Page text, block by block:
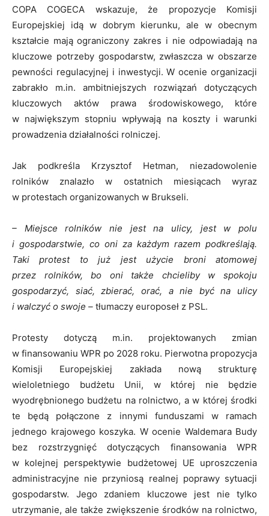
COPA COGECA wskazuje, że propozycje Komisji
Europejskiej idą w dobrym kierunku, ale w obecnym
kształcie mają ograniczony zakres i nie odpowiadają na
kluczowe potrzeby gospodarstw, zwłaszcza w obszarze
pewności regulacyjnej i inwestycji. W ocenie organizacji
zabrakło m.in. ambitniejszych rozwiązań dotyczących
kluczowych aktów prawa środowiskowego, które
w największym stopniu wpływają na koszty i warunki
prowadzenia działalności rolniczej.
Jak podkreśla Krzysztof Hetman, niezadowolenie
rolników znalazło w ostatnich miesiącach wyraz
w protestach organizowanych w Brukseli.
– Miejsce rolników nie jest na ulicy, jest w polu
i gospodarstwie, co oni za każdym razem podkreślają.
Taki protest to już jest użycie broni atomowej
przez rolników, bo oni także chcieliby w spokoju
gospodarzyć, siać, zbierać, orać, a nie być na ulicy
i walczyć o swoje – tłumaczy europoseł z PSL.
Protesty dotyczą m.in. projektowanych zmian
w finansowaniu WPR po 2028 roku. Pierwotna propozycja
Komisji Europejskiej zakłada nową strukturę
wieloletniego budżetu Unii, w której nie będzie
wyodrębnionego budżetu na rolnictwo, a w której środki
te będą połączone z innymi funduszami w ramach
jednego krajowego koszyka. W ocenie Waldemara Budy
bez rozstrzygnięć dotyczących finansowania WPR
w kolejnej perspektywie budżetowej UE uproszczenia
administracyjne nie przyniosą realnej poprawy sytuacji
gospodarstw. Jego zdaniem kluczowe jest nie tylko
utrzymanie, ale także zwiększenie środków na rolnictwo,